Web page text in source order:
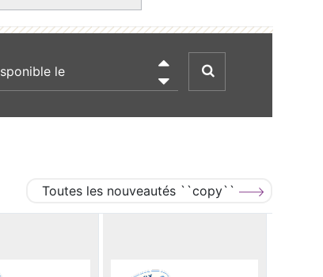

Toutes les nouveautés ``copy``